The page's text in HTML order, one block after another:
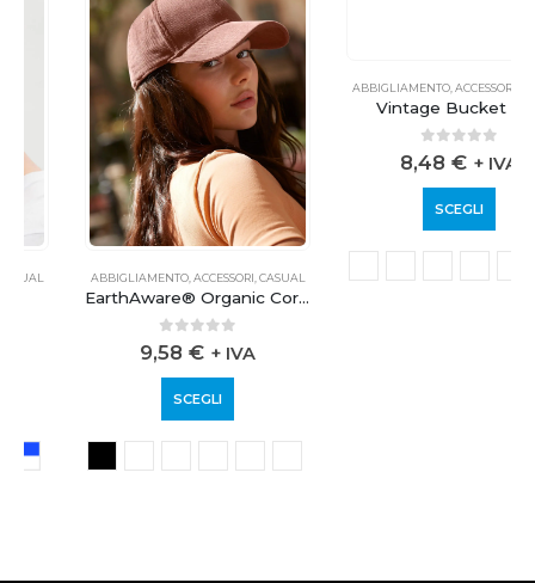
ABBIGLIAMENTO,ACCESSORI,CASUAL
EarthAware® Organic Cord Baseball Cap
out of 5
€ + IVA
ABBIGLIAMENTO,ACCESSORI,CASUAL
Vintage Bucket Hat
out of 5
€ + IVA